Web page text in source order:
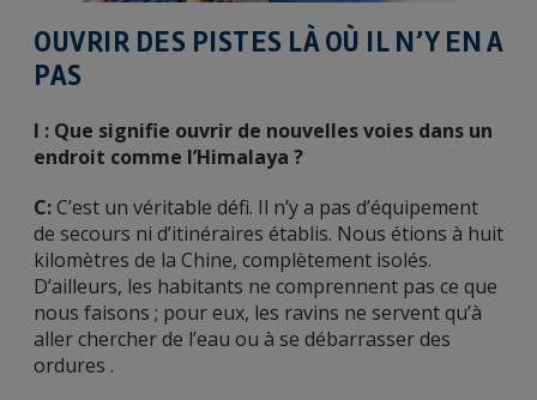
OUVRIR DES PISTES LÀ OÙ IL N’Y EN A
PAS
I : Que signifie ouvrir de nouvelles voies dans un
endroit comme l’Himalaya ?
C:C’est un véritable défi. Il n’y a pas d’équipement
de secours ni d’itinéraires établis. Nous étions à huit
kilomètres de la Chine, complètement isolés.
D’ailleurs, les habitants ne comprennent pas ce que
nous faisons ; pour eux, les ravins ne servent qu’à
aller chercher de l’eau ou à se débarrasser des
ordures .